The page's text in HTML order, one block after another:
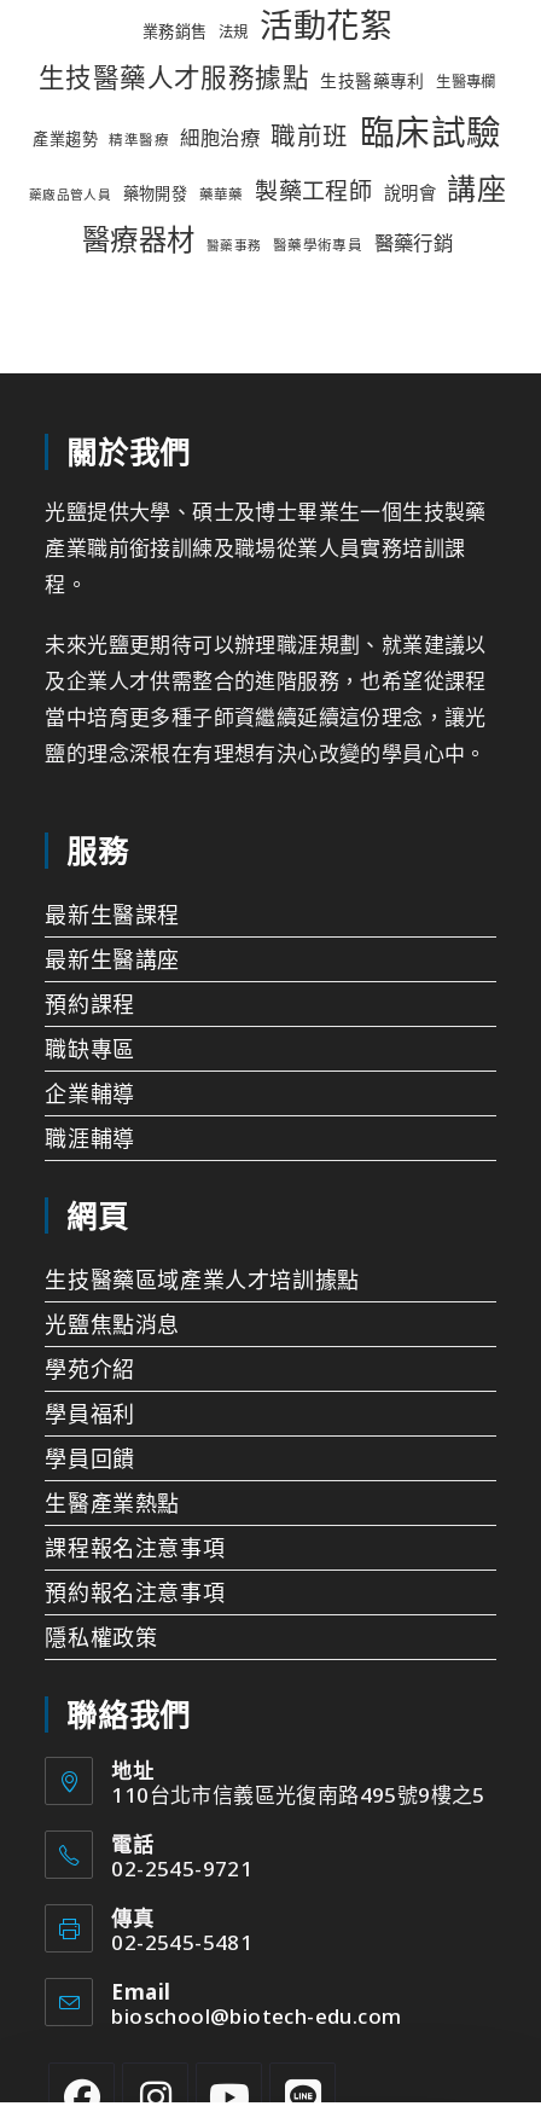
業務銷售 法規 活動花絮
生技醫藥人才服務據點 生技醫藥專利 生醫專欄
產業趨勢 精準醫療 細胞治療 職前班 臨床試驗
藥廠品管人員 藥物開發 藥華藥 製藥工程師 說明會 講座
醫療器材 醫藥事務 醫藥學術專員 醫藥行銷
關於我們
光鹽提供大學、碩士及博士畢業生一個生技製藥
產業職前銜接訓練及職場從業人員實務培訓課
程。
未來光鹽更期待可以辦理職涯規劃、就業建議以
及企業人才供需整合的進階服務，也希望從課程
當中培育更多種子師資繼續延續這份理念，讓光
鹽的理念深根在有理想有決心改變的學員心中。
服務
最新生醫課程
最新生醫講座
預約課程
職缺專區
企業輔導
職涯輔導
網頁
生技醫藥區域產業人才培訓據點
光鹽焦點消息
學苑介紹
學員福利
學員回饋
生醫產業熱點
課程報名注意事項
預約報名注意事項
隱私權政策
聯絡我們
地址
110台北市信義區光復南路495號9樓之5
電話
02-2545-9721
傳真
02-2545-5481
Email
bioschool@biotech-edu.com